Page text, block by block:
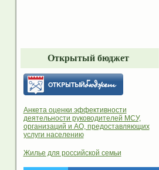
Открытый бюджет
Анкета оценки эффективности
деятельности руководителей МСУ,
организаций и АО, предоставляющих
услуги населению
Жилье для российской семьи